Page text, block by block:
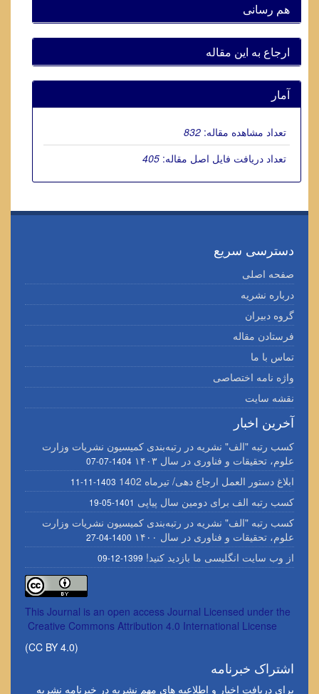
هم رسانی
ارجاع به این مقاله
آمار
تعداد مشاهده مقاله: 832
تعداد دریافت فایل اصل مقاله: 405
دسترسی سریع
صفحه اصلی
درباره نشریه
گروه دبیران
فرستادن مقاله
تماس با ما
واژه نامه اختصاصی
نقشه سایت
آخرین اخبار
کسب رتبه "الف" نشریه در رتبه‌بندی کمیسیون نشریات وزارت
علوم، تحقیقات و فناوری در سال ۱۴۰۳
1404-07-07
ابلاغ دستور العمل ارجاع دهی/ تیرماه 1402 1403-11-11
کسب رتبه الف برای دومین سال پیاپی 1401-05-19
کسب رتبه "الف" نشریه در رتبه‌بندی کمیسیون نشریات وزارت
علوم، تحقیقات و فناوری در سال ۱۴۰۰
1400-04-27
از وب سایت انگلیسی ما بازدید کنید! 1399-12-09
This Journal is an open access Journal Licensed under the
Creative Commons Attribution 4.0 International License
(CC BY 4.0)
اشتراک خبرنامه
برای دریافت اخبار و اطلاعیه های مهم نشریه در خبرنامه نشریه